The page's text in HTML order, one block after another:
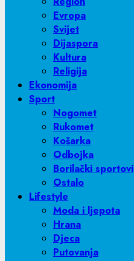
Evropa
Svijet
Dijaspora
Kultura
Religija
Ekonomija
Sport
Nogomet
Rukomet
Košarka
Odbojka
Borilački sportovi
Ostalo
Lifestyle
Moda i ljepota
Hrana
Djeca
Putovanja